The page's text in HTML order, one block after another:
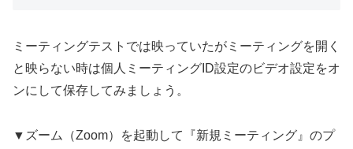
ミーティングテストでは映っていたがミーティングを開く
と映らない時は個人ミーティングID設定のビデオ設定をオ
ンにして保存してみましょう。
▼ズーム（Zoom）を起動して『新規ミーティング』のプ